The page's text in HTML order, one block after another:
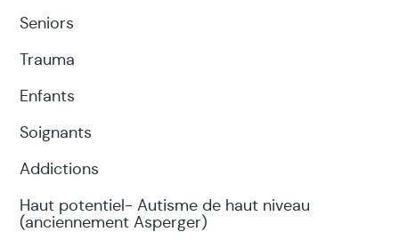
Seniors
Trauma
Enfants
Soignants
Addictions
Haut potentiel- Autisme de haut niveau
(anciennement Asperger)